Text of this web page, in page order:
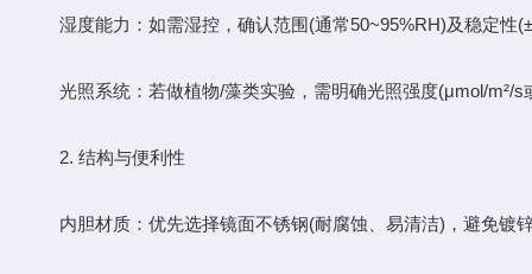
湿度能力：如需湿控，确认范围(通常50~95%RH)及稳定性
光照系统：若做植物/藻类实验，需明确光照强度(μmol/m²/s
2. 结构与便利性
内胆材质：优先选择镜面不锈钢(耐腐蚀、易清洁)，避免镀